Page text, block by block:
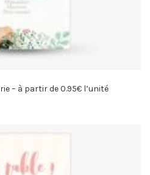
– à partir de 0.95€ l’unité